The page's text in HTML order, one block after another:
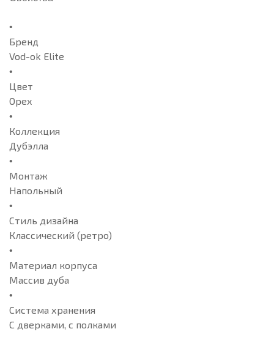
Бренд
Vod-ok Elite
Цвет
Орех
Коллекция
Дубэлла
Монтаж
Напольный
Стиль дизайна
Классический (ретро)
Материал корпуса
Массив дуба
Система хранения
С дверками, с полками